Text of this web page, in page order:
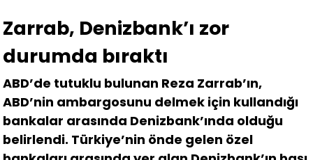
Zarrab, Denizbank’ı zor
durumda bıraktı
ABD’de tutuklu bulunan Reza Zarrab’ın,
ABD’nin ambargosunu delmek için kullandığı
bankalar arasında Denizbank’ında olduğu
belirlendi. Türkiye’nin önde gelen özel